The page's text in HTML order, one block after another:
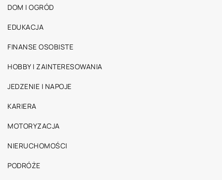
DOM I OGRÓD
EDUKACJA
FINANSE OSOBISTE
HOBBY I ZAINTERESOWANIA
JEDZENIE I NAPOJE
KARIERA
MOTORYZACJA
NIERUCHOMOŚCI
PODRÓŻE